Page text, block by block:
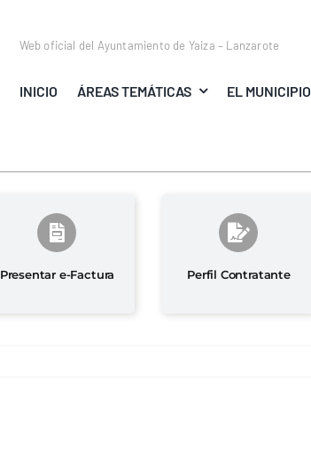
Web oficial del Ayuntamiento de Yaiza – Lanzarote
INICIO ÁREAS TEMÁTICAS EL MUNICIPIO
Presentar e-Factura Perfil Contratante